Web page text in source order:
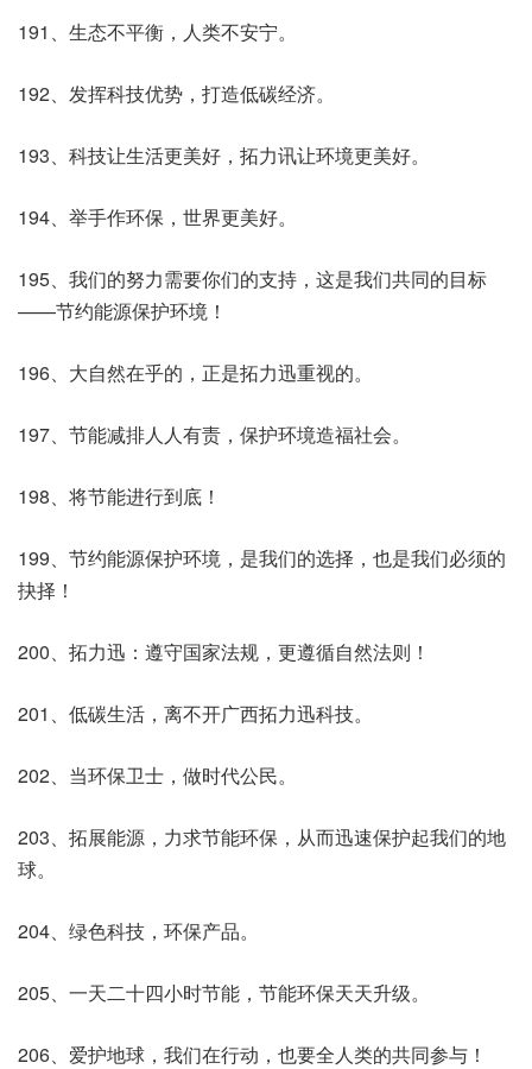
191、生态不平衡，人类不安宁。
192、发挥科技优势，打造低碳经济。
193、科技让生活更美好，拓力讯让环境更美好。
194、举手作环保，世界更美好。
195、我们的努力需要你们的支持，这是我们共同的目标
——节约能源保护环境！
196、大自然在乎的，正是拓力迅重视的。
197、节能减排人人有责，保护环境造福社会。
198、将节能进行到底！
199、节约能源保护环境，是我们的选择，也是我们必须的
抉择！
200、拓力迅：遵守国家法规，更遵循自然法则！
201、低碳生活，离不开广西拓力迅科技。
202、当环保卫士，做时代公民。
203、拓展能源，力求节能环保，从而迅速保护起我们的地
球。
204、绿色科技，环保产品。
205、一天二十四小时节能，节能环保天天升级。
206、爱护地球，我们在行动，也要全人类的共同参与！